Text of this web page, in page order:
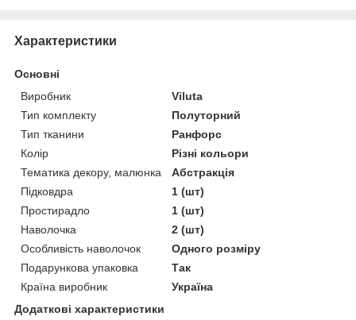
Характеристики
Основні
Виробник
Viluta
Тип комплекту
Полуторний
Тип тканини
Ранфорс
Колір
Різні кольори
Тематика декору, малюнка
Абстракція
Підковдра
1 (шт)
Простирадло
1 (шт)
Наволочка
2 (шт)
Особливість наволочок
Одного розміру
Подарункова упаковка
Так
Країна виробник
Україна
Додаткові характеристики